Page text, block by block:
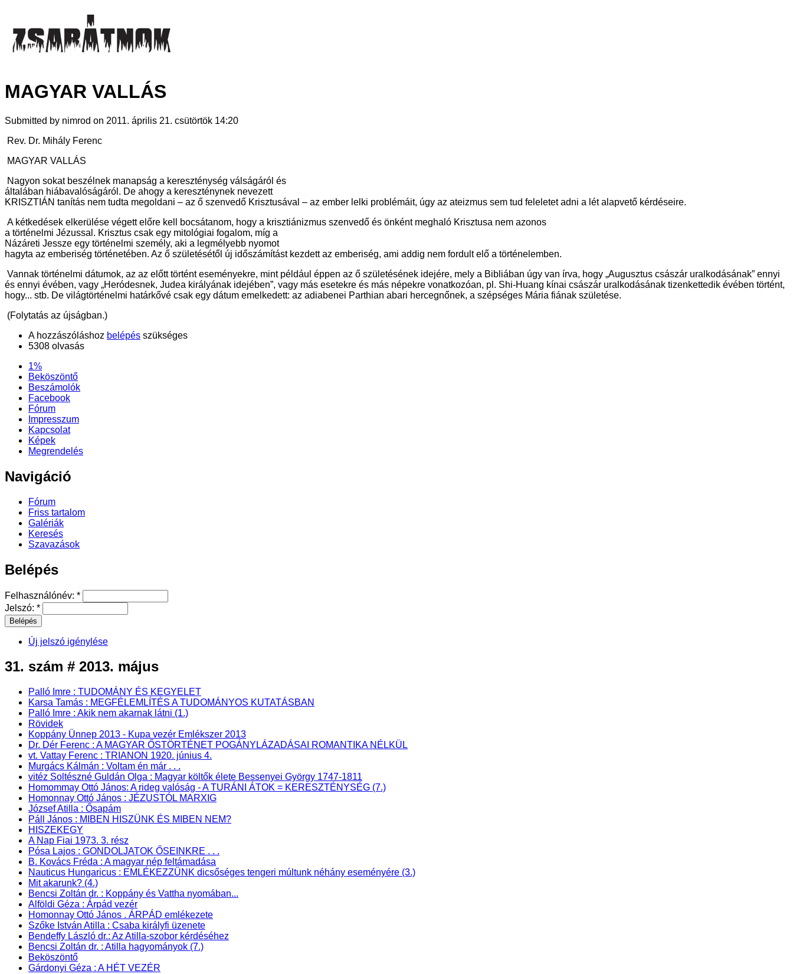
MAGYAR VALLÁS
Submitted by nimrod on 2011. április 21. csütörtök 14:20
Rev. Dr. Mihály Ferenc
MAGYAR VALLÁS
Nagyon sokat beszélnek manapság a kereszténység válságáról és
általában hiábavalóságáról. De ahogy a kereszténynek nevezett
KRISZTIÁN tanítás nem tudta megoldani – az ő szenvedő Krisztusával – az ember lelki problémáit, úgy az ateizmus sem tud feleletet adni a lét alapvető kérdéseire.
A kétkedések elkerülése végett előre kell bocsátanom, hogy a krisztiánizmus szenvedő és önként meghaló Krisztusa nem azonos
a történelmi Jézussal. Krisztus csak egy mitológiai fogalom, míg a
Názáreti Jessze egy történelmi személy, aki a legmélyebb nyomot
hagyta az emberiség történetében. Az ő születésétől új időszámítást kezdett az emberiség, ami addig nem fordult elő a történelemben.
Vannak történelmi dátumok, az az előtt történt eseményekre, mint például éppen az ő születésének idejére, mely a Bibliában úgy van írva, hogy „Augusztus császár uralkodásának” ennyi
és ennyi évében, vagy „Heródesnek, Judea királyának idejében”, vagy más esetekre és más népekre vonatkozóan, pl. Shi-Huang kínai császár uralkodásának tizenkettedik évében történt,
hogy... stb. De világtörténelmi határkővé csak egy dátum emelkedett: az adiabenei Parthian abari hercegnőnek, a szépséges Mária fiának születése.
(Folytatás az újságban.)
A hozzászóláshoz belépés szükséges
5308 olvasás
1%
Beköszöntő
Beszámolók
Facebook
Fórum
Impresszum
Kapcsolat
Képek
Megrendelés
Navigáció
Fórum
Friss tartalom
Galériák
Keresés
Szavazások
Belépés
Felhasználónév: *
Jelszó: *
Új jelszó igénylése
31. szám # 2013. május
Palló Imre : TUDOMÁNY ÉS KEGYELET
Karsa Tamás : MEGFÉLEMLÍTÉS A TUDOMÁNYOS KUTATÁSBAN
Palló Imre : Akik nem akarnak látni (1.)
Rövidek
Koppány Ünnep 2013 - Kupa vezér Emlékszer 2013
Dr. Dér Ferenc : A MAGYAR ŐSTÖRTÉNET POGÁNYLÁZADÁSAI ROMANTIKA NÉLKÜL
vt. Vattay Ferenc : TRIANON 1920. június 4.
Murgács Kálmán : Voltam én már . . .
vitéz Soltészné Guldán Olga : Magyar költők élete Bessenyei György 1747-1811
Homommay Ottó János: A rideg valóság - A TURÁNI ÁTOK = KERESZTÉNYSÉG (7.)
Homonnay Ottó János : JÉZUSTÓL MARXIG
József Atilla : Ősapám
Páll János : MIBEN HISZÜNK ÉS MIBEN NEM?
HISZEKEGY
A Nap Fiai 1973. 3. rész
Pósa Lajos : GONDOLJATOK ŐSEINKRE . . .
B. Kovács Fréda : A magyar nép feltámadása
Nauticus Hungaricus : EMLÉKEZZÜNK dicsőséges tengeri múltunk néhány eseményére (3.)
Mit akarunk? (4.)
Bencsi Zoltán dr. : Koppány és Vattha nyomában...
Alföldi Géza : Árpád vezér
Homonnay Ottó János . ÁRPÁD emlékezete
Szőke István Atilla : Csaba királyfi üzenete
Bendeffy László dr.: Az Atilla-szobor kérdéséhez
Bencsi Zoltán dr. : Atilla hagyományok (7.)
Beköszöntő
Gárdonyi Géza : A HÉT VEZÉR